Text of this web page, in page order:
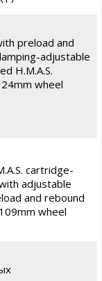
preload and
adjustable
H.M.A.S.
wheel
cartridge-
adjustable
and rebound
wheel